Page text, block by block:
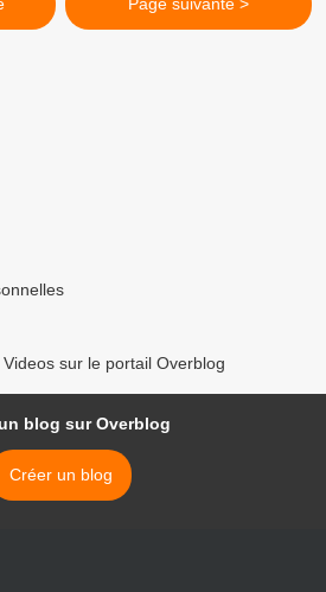
sur le portail Overblog
blog sur Overblog
Créer un blog